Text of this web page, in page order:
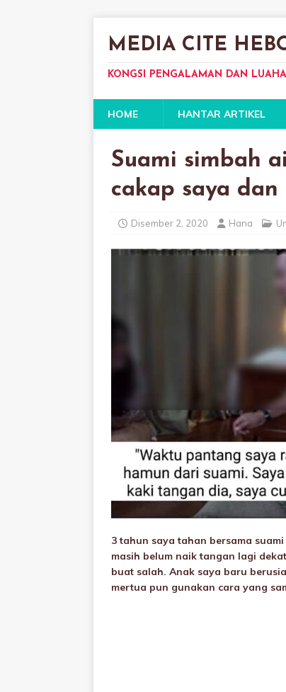
MEDIA CITE
KONGSI PENGALAMAN DAN
HOME HANTAR ARTIKEL
Suami simbah
cakap saya
Disember 2, 2020 Hana
3 tahun saya tahan bersama
masih belum naik tangan lagi
buat salah. Anak saya baru
mertua pun gunakan cara yang